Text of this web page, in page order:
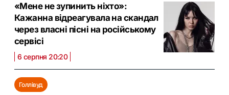
«Мене не зупинить ніхто»:
Кажанна відреагувала на скандал
через власні пісні на російському
сервісі
6 серпня 20:20
Голлівуд